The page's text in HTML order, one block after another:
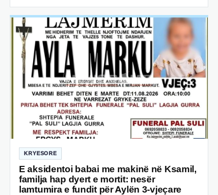
KRYESORE
E aksidentoi babai me makinë në Ksamil,
familja hap dyert e mortit: nesër
lamtumira e fundit për Aylën 3-vjeçare